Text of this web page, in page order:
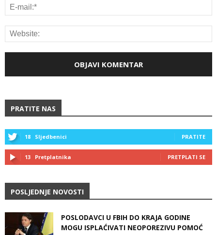
PRATITE NAS
18 Sljedbenici PRATITE
13 Pretplatnika PRETPLATI SE
POSLJEDNJE NOVOSTI
POSLODAVCI U FBIH DO KRAJA GODINE
MOGU ISPLAĆIVATI NEOPOREZIVU POMOĆ